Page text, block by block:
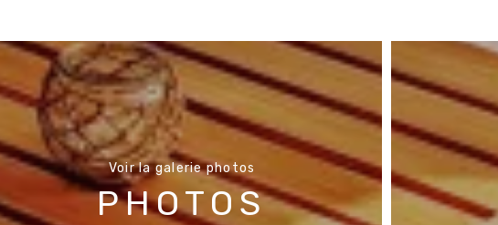
Voir la galerie photos
PHOTOS